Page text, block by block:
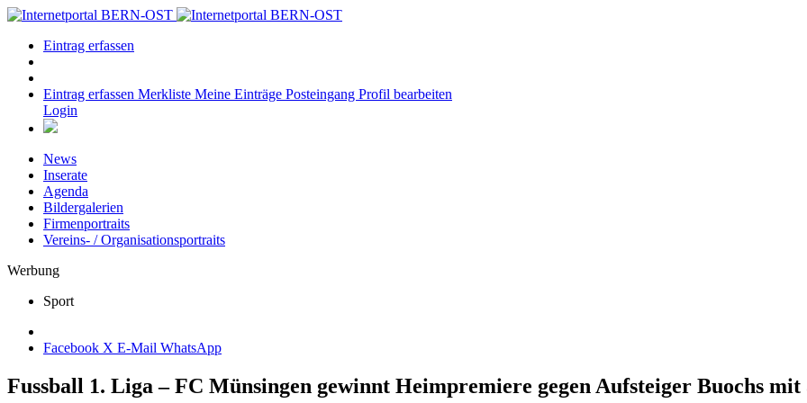
Eintrag erfassen
Eintrag erfassen Merkliste Meine Einträge Posteingang Profil bearbeiten
Login
News
Inserate
Agenda
Bildergalerien
Firmenportraits
Vereins- / Organisationsportraits
Werbung
Sport
Facebook X E-Mail WhatsApp
Fussball 1. Liga – FC Münsingen gewinnt Heimpremiere gegen Aufsteiger Buochs mit